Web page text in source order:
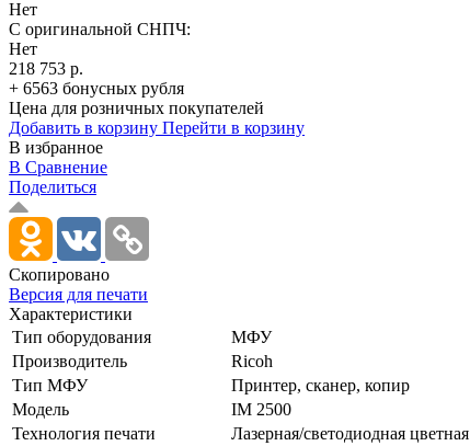
Нет
С оригинальной СНПЧ:
Нет
218 753 р.
+ 6563 бонусных рубля
Цена для розничных покупателей
Добавить в корзину Перейти в корзину
В избранное
В Сравнение
Поделиться
Скопировано
Версия для печати
Характеристики
Тип оборудования
МФУ
Производитель
Ricoh
Тип МФУ
Принтер, сканер, копир
Модель
IM 2500
Технология печати
Лазерная/­светодиодная цветная